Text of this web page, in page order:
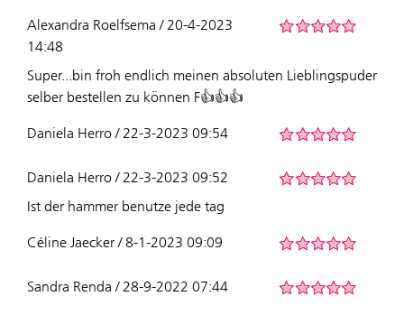
Alexandra Roelfsema / 20-4-2023
14:48
Super...bin froh endlich meinen absoluten Lieblingspuder
selber bestellen zu können F👍👍👍
Daniela Herro / 22-3-2023 09:54
Daniela Herro / 22-3-2023 09:52
Ist der hammer benutze jede tag
Céline Jaecker / 8-1-2023 09:09
Sandra Renda / 28-9-2022 07:44